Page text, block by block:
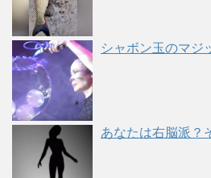
シャボン玉のマジ
あなたは右脳派？